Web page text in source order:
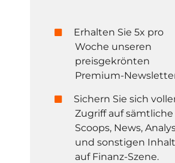
Erhalten Sie 5x pro
Woche unseren
preisgekrönten
Premium-
Sichern Sie sich
Zugriff auf sämtliche
Scoops, News,
und sonstigen
auf Finanz-Szene.